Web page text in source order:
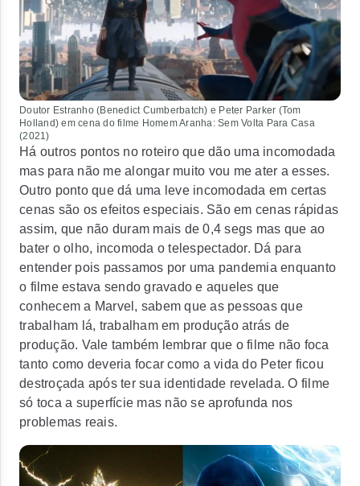
Doutor Estranho (Benedict Cumberbatch) e Peter Parker (Tom
Holland) em cena do filme Homem Aranha: Sem Volta Para Casa
(2021)
Há outros pontos no roteiro que dão uma incomodada
mas para não me alongar muito vou me ater a esses.
Outro ponto que dá uma leve incomodada em certas
cenas são os efeitos especiais. São em cenas rápidas
assim, que não duram mais de 0,4 segs mas que ao
bater o olho, incomoda o telespectador. Dá para
entender pois passamos por uma pandemia enquanto
o filme estava sendo gravado e aqueles que
conhecem a Marvel, sabem que as pessoas que
trabalham lá, trabalham em produção atrás de
produção. Vale também lembrar que o filme não foca
tanto como deveria focar como a vida do Peter ficou
destroçada após ter sua identidade revelada. O filme
só toca a superfície mas não se aprofunda nos
problemas reais.